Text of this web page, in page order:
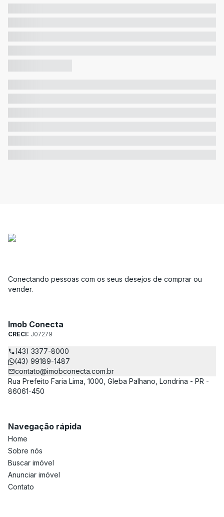
Conectando pessoas com os seus desejos de comprar ou
vender.
Imob Conecta
CRECI: J07279
(43) 3377-8000
(43) 99189-1487
contato@imobconecta.com.br
Rua Prefeito Faria Lima, 1000, Gleba Palhano, Londrina - PR -
86061-450
Navegação rápida
Home
Sobre nós
Buscar imóvel
Anunciar imóvel
Contato